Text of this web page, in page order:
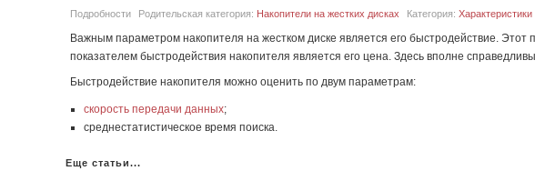
Подробности Родительская категория: Накопители на жестких дисках Категория:
Важным параметром накопителя на жестком диске является его быстродействие.
показателем быстродействия накопителя является его цена. Здесь вполне
Быстродействие накопителя можно оценить по двум параметрам:
скорость передачи данных;
среднестатистическое время поиска.
Еще статьи...